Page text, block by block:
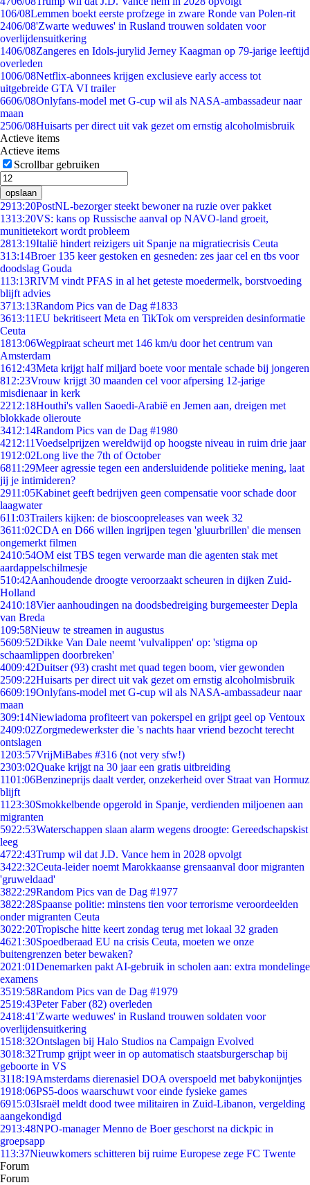
106/08Lemmen boekt eerste profzege in zware Ronde van Polen-rit
2406/08'Zwarte weduwes' in Rusland trouwen soldaten voor
overlijdensuitkering
1406/08Zangeres en Idols-jurylid Jerney Kaagman op 79-jarige leeftijd
overleden
1006/08Netflix-abonnees krijgen exclusieve early access tot
uitgebreide GTA VI trailer
6606/08Onlyfans-model met G-cup wil als NASA-ambassadeur naar
maan
2506/08Huisarts per direct uit vak gezet om ernstig alcoholmisbruik
Actieve items
Actieve items
Scrollbar gebruiken
opslaan
2913:20PostNL-bezorger steekt bewoner na ruzie over pakket
1313:20VS: kans op Russische aanval op NAVO-land groeit,
munitietekort wordt probleem
2813:19Italië hindert reizigers uit Spanje na migratiecrisis Ceuta
313:14Broer 135 keer gestoken en gesneden: zes jaar cel en tbs voor
doodslag Gouda
113:13RIVM vindt PFAS in al het geteste moedermelk, borstvoeding
blijft advies
3713:13Random Pics van de Dag #1833
3613:11EU bekritiseert Meta en TikTok om verspreiden desinformatie
Ceuta
1813:06Wegpiraat scheurt met 146 km/u door het centrum van
Amsterdam
1612:43Meta krijgt half miljard boete voor mentale schade bij jongeren
812:23Vrouw krijgt 30 maanden cel voor afpersing 12-jarige
misdienaar in kerk
2212:18Houthi's vallen Saoedi-Arabië en Jemen aan, dreigen met
blokkade olieroute
3412:14Random Pics van de Dag #1980
4212:11Voedselprijzen wereldwijd op hoogste niveau in ruim drie jaar
1912:02Long live the 7th of October
6811:29Meer agressie tegen een andersluidende politieke mening, laat
jij je intimideren?
2911:05Kabinet geeft bedrijven geen compensatie voor schade door
laagwater
611:03Trailers kijken: de bioscoopreleases van week 32
3611:02CDA en D66 willen ingrijpen tegen 'gluurbrillen' die mensen
ongemerkt filmen
2410:54OM eist TBS tegen verwarde man die agenten stak met
aardappelschilmesje
510:42Aanhoudende droogte veroorzaakt scheuren in dijken Zuid-
Holland
2410:18Vier aanhoudingen na doodsbedreiging burgemeester Depla
van Breda
109:58Nieuw te streamen in augustus
5609:52Dikke Van Dale neemt 'vulvalippen' op: 'stigma op
schaamlippen doorbreken'
4009:42Duitser (93) crasht met quad tegen boom, vier gewonden
2509:22Huisarts per direct uit vak gezet om ernstig alcoholmisbruik
6609:19Onlyfans-model met G-cup wil als NASA-ambassadeur naar
maan
309:14Niewiadoma profiteert van pokerspel en grijpt geel op Ventoux
2409:02Zorgmedewerkster die 's nachts haar vriend bezocht terecht
ontslagen
1203:57VrijMiBabes #316 (not very sfw!)
2303:02Quake krijgt na 30 jaar een gratis uitbreiding
1101:06Benzineprijs daalt verder, onzekerheid over Straat van Hormuz
blijft
11 23:30Smokkelbende opgerold in Spanje, verdienden miljoenen aan
migranten
5922:53Waterschappen slaan alarm wegens droogte: Gereedschapskist
leeg
4722:43Trump wil dat J.D. Vance hem in 2028 opvolgt
3422:32Ceuta-leider noemt Marokkaanse grensaanval door migranten
'gruweldaad'
3822:29Random Pics van de Dag #1977
3822:28Spaanse politie: minstens tien voor terrorisme veroordeelden
onder migranten Ceuta
3022:20Tropische hitte keert zondag terug met lokaal 32 graden
4621:30Spoedberaad EU na crisis Ceuta, moeten we onze
buitengrenzen beter bewaken?
2021:01Denemarken pakt AI-gebruik in scholen aan: extra mondelinge
examens
3519:58Random Pics van de Dag #1979
2519:43Peter Faber (82) overleden
2418:41'Zwarte weduwes' in Rusland trouwen soldaten voor
overlijdensuitkering
1518:32Ontslagen bij Halo Studios na Campaign Evolved
3018:32Trump grijpt weer in op automatisch staatsburgerschap bij
geboorte in VS
3118:19Amsterdams dierenasiel DOA overspoeld met babykonijntjes
1918:06PS5-doos waarschuwt voor einde fysieke games
6915:03Israël meldt dood twee militairen in Zuid-Libanon, vergelding
aangekondigd
2913:48NPO-manager Menno de Boer geschorst na dickpic in
groepsapp
113:37Nieuwkomers schitteren bij ruime Europese zege FC Twente
Forum
Forum